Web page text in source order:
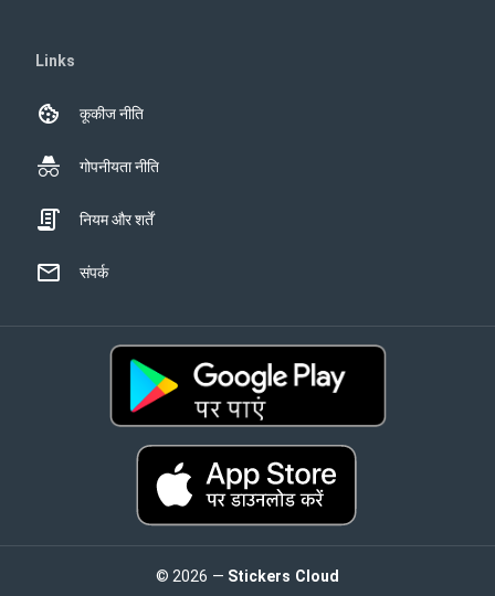
Links
कूकीज नीति
गोपनीयता नीति
नियम और शर्तें
संपर्क
© 2026 — Stickers Cloud